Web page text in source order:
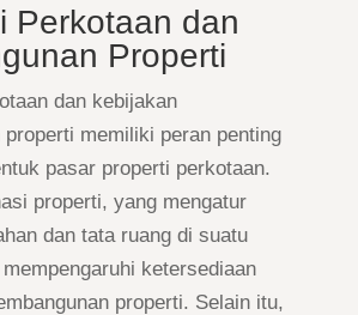
Perkotaan dan
Properti
dan kebijakan
properti memiliki peran penting
pasar properti perkotaan.
properti, yang mengatur
dan tata ruang di suatu
ketersediaan
properti. Selain itu,